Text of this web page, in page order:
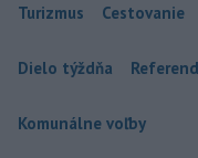
Turizmus Cestovanie
Dielo týždňa
Komunálne voľby